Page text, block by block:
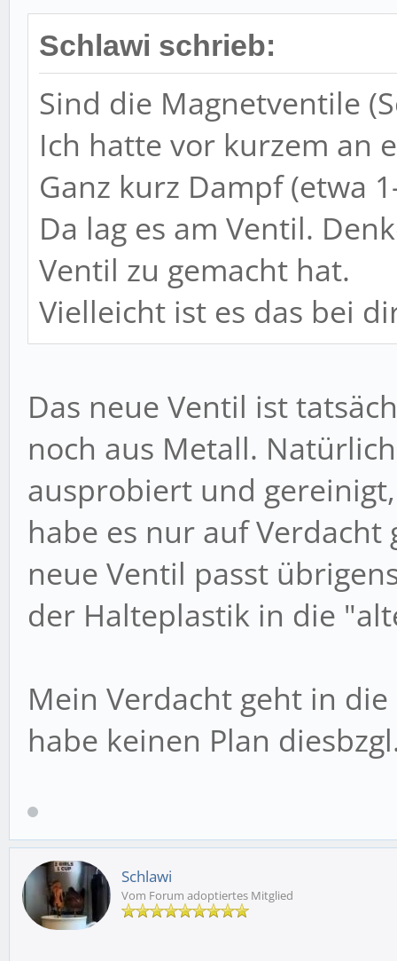
Schlawi schrieb:
Sind die Magnetventile
Ich hatte vor kurzem an
Ganz kurz Dampf (etwa
Da lag es am Ventil.
Ventil zu gemacht hat.
Vielleicht ist es das bei
Das neue Ventil ist
noch aus Metall.
ausprobiert und
habe es nur auf Verdacht
neue Ventil passt
der Halteplastik in die
Mein Verdacht geht in
habe keinen Plan
Schlawi
Vom Forum adoptiertes Mitglied